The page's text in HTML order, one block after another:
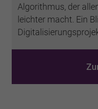
Algorithmus, der
leichter macht. Ein